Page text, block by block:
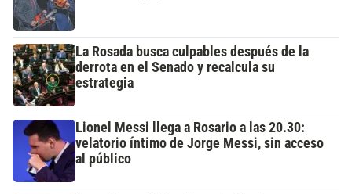
La Rosada busca culpables después de la
derrota en el Senado y recalcula su
estrategia
Lionel Messi llega a Rosario a las 20.30:
velatorio íntimo de Jorge Messi, sin acceso
al público